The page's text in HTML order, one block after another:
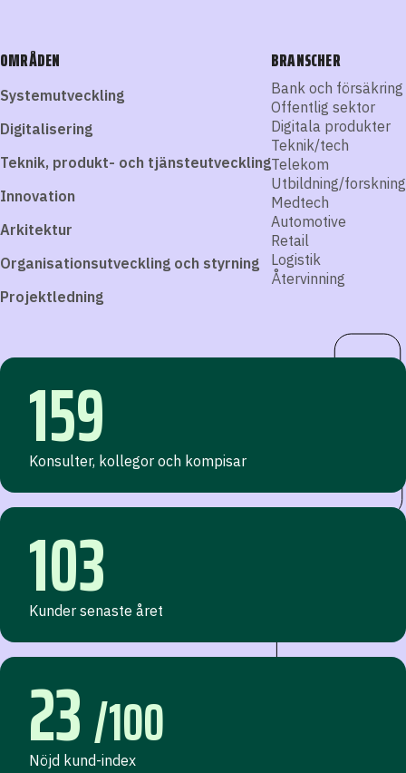
OMRÅDEN
Systemutveckling
Digitalisering
Teknik, produkt- och tjänsteutveckling
Innovation
Arkitektur
Organisationsutveckling och styrning
Projektledning
BRANSCHER
Bank och försäkring
Offentlig sektor
Digitala produkter
Teknik/tech
Telekom
Utbildning/forskning
Medtech
Automotive
Retail
Logistik
Återvinning
159
Konsulter, kollegor och kompisar
103
Kunder senaste året
23/100
Nöjd kund-index